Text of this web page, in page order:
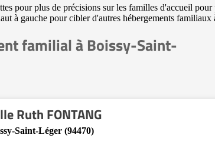
pour plus de précisions sur les familles d'accueil pour
à gauche pour cibler d'autres hébergements
familial à Boissy-Saint-
Ruth FONTANG
Saint-Léger (94470)